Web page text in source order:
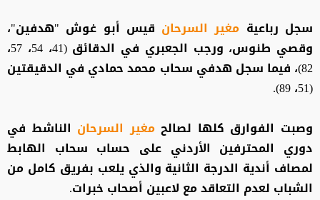
سجل رباعية مغيرالسرحان قيس أبو غوش "هدفين"،
وقصي طنوس، ورجب الجعبري في الدقائق (41، 54، 57،
82)، فيما سجل هدفي سحاب محمد حمادي في الدقيقتين
(51، 89).
وصبت الفوارق كلها لصالحمغيرالسرحان الناشط في
دوري المحترفين الأردني على حساب سحاب الهابط
لمصاف أندية الدرجة الثانية والذي يلعب بفريق كامل من
الشباب لعدم التعاقد مع لاعبين أصحاب خبرات.